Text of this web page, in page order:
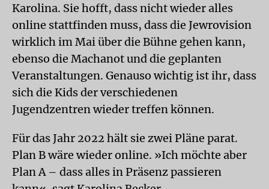
Karolina. Sie hofft, dass nicht wieder alles
online stattfinden muss, dass die Jewrovision
wirklich im Mai über die Bühne gehen kann,
ebenso die Machanot und die geplanten
Veranstaltungen. Genauso wichtig ist ihr, dass
sich die Kids der verschiedenen
Jugendzentren wieder treffen können.
Für das Jahr 2022 hält sie zwei Pläne parat.
Plan B wäre wieder online. »Ich möchte aber
Plan A – dass alles in Präsenz passieren